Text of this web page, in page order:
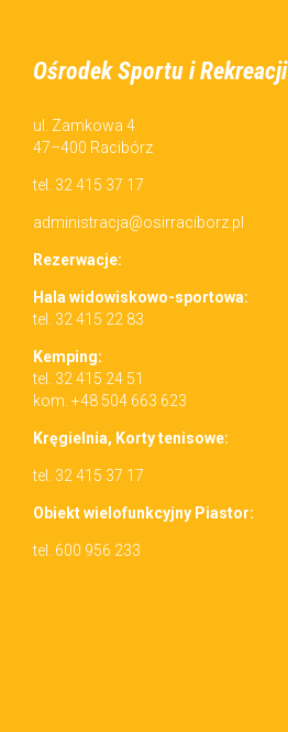
Ośrodek Sportu i Rekreacji
ul. Zamkowa 4
47–400 Racibórz
tel. 32 415 37 17
administracja@osirraciborz.pl
Rez­erwac­je:
Hala wid­owiskowo-sportowa:
tel. 32 415 22 83
Kemp­ing:
tel. 32 415 24 51
kom. +48 504 663 623
Kręgiel­nia, Korty tenisowe:
tel. 32 415 37 17
Obiekt wielo­funkcyjny Piastor:
tel. 600 956 233